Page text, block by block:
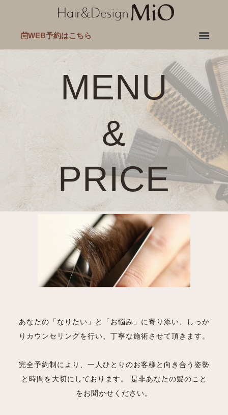
WEB予約はこちら
MENU
&
PRICE
あなたの「なりたい」と「お悩み」に寄り添い、しっか
りカウンセリングを行い、丁寧な施術させて頂きます。
完全予約制により、一人ひとりのお客様と向き合う姿勢
と時間を大切にしております。 是非あなたの髪のこと
をお聞かせください。